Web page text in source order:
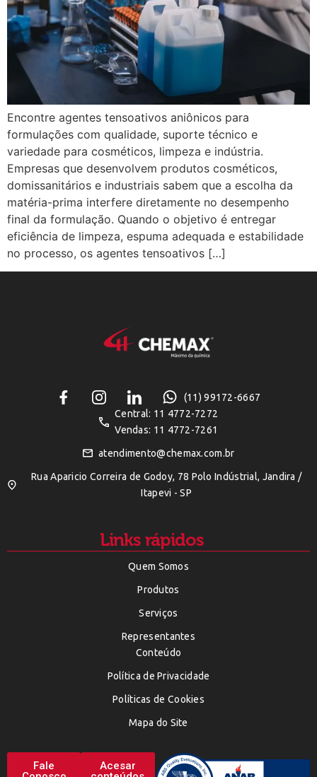
Encontre agentes tensoativos aniônicos para
formulações com qualidade, suporte técnico e
variedade para cosméticos, limpeza e indústria.
Empresas que desenvolvem produtos cosméticos,
domissanitários e industriais sabem que a escolha da
matéria-prima interfere diretamente no desempenho
final da formulação. Quando o objetivo é entregar
eficiência de limpeza, espuma adequada e estabilidade
no processo, os agentes tensoativos […]
(11) 99172-6667
Central: 11 4772-7272
Vendas: 11 4772-7261
atendimento@chemax.com.br
Rua Aparicio Correira de Godoy, 78 Polo Indústrial, Jandira /
Itapevi - SP
Links rápidos
Quem Somos
Produtos
Serviços
Representantes
Conteúdo
Política de Privacidade
Políticas de Cookies
Mapa do Site
Fale
Acesar